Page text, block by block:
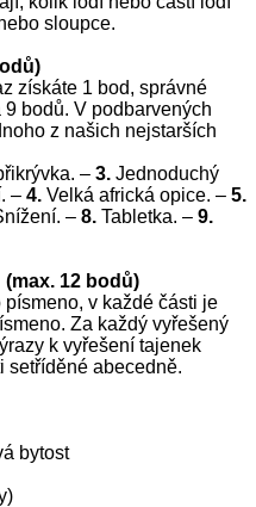
sloupce.
získáte 1 bod, správné
bodů. V podbarvených
z našich nejstarších
– 3. Jednoduchý
– 4. Velká africká opice. – 5.
– 8. Tabletka. – 9.
12 bodů)
v každé části je
Za každý vyřešený
k vyřešení tajenek
setříděné abecedně.
bytost